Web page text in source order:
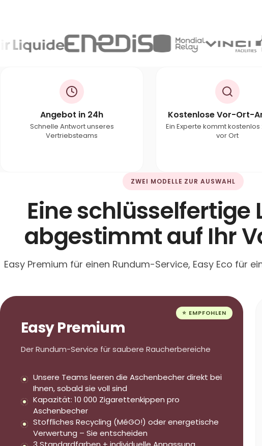
Angebot in 24h
Schnelle Antwort unseres
Vertriebsteams
Kostenlose Vor-Ort-
Ein Experte kommt kostenlos
vor Ort
ZWEI MODELLE ZUR AUSWAHL
Eine schlüsselfertige
abgestimmt auf Ihr
Easy Premium für einen Rundum-Service, Easy Eco für
⭐ EMPFOHLEN
Easy Premium
Der Rundum-Service für saubere Raucherbereiche
Unsere Teams leeren die Aschenbecher direkt bei
Ihnen, sobald sie voll sind
Kapazität: 10 000 Zigarettenkippen pro
Aschenbecher
Stoffliches Recycling (MéGO!) oder energetische
Verwertung – Sie entscheiden